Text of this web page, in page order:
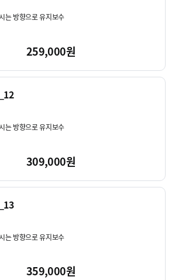
는 방향으로 유지보수
259,000원
는 방향으로 유지보수
309,000원
는 방향으로 유지보수
359,000원